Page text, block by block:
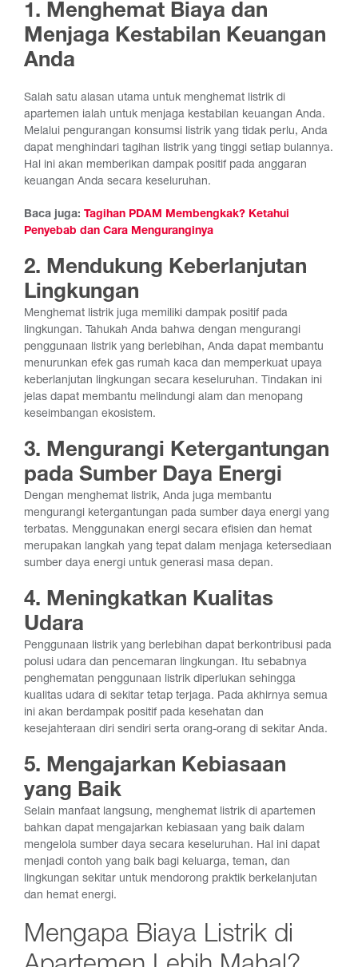
1. Menghemat Biaya dan
Menjaga Kestabilan Keuangan
Anda
Salah satu alasan utama untuk menghemat listrik di
apartemen ialah untuk menjaga kestabilan keuangan Anda.
Melalui pengurangan konsumsi listrik yang tidak perlu, Anda
dapat menghindari tagihan listrik yang tinggi setiap bulannya.
Hal ini akan memberikan dampak positif pada anggaran
keuangan Anda secara keseluruhan.
Baca juga: Tagihan PDAM Membengkak? Ketahui
Penyebab dan Cara Menguranginya
2. Mendukung Keberlanjutan
Lingkungan
Menghemat listrik juga memiliki dampak positif pada
lingkungan. Tahukah Anda bahwa dengan mengurangi
penggunaan listrik yang berlebihan, Anda dapat membantu
menurunkan efek gas rumah kaca dan memperkuat upaya
keberlanjutan lingkungan secara keseluruhan. Tindakan ini
jelas dapat membantu melindungi alam dan menopang
keseimbangan ekosistem.
3. Mengurangi Ketergantungan
pada Sumber Daya Energi
Dengan menghemat listrik, Anda juga membantu
mengurangi ketergantungan pada sumber daya energi yang
terbatas. Menggunakan energi secara efisien dan hemat
merupakan langkah yang tepat dalam menjaga ketersediaan
sumber daya energi untuk generasi masa depan.
4. Meningkatkan Kualitas
Udara
Penggunaan listrik yang berlebihan dapat berkontribusi pada
polusi udara dan pencemaran lingkungan. Itu sebabnya
penghematan penggunaan listrik diperlukan sehingga
kualitas udara di sekitar tetap terjaga. Pada akhirnya semua
ini akan berdampak positif pada kesehatan dan
kesejahteraan diri sendiri serta orang-orang di sekitar Anda.
5. Mengajarkan Kebiasaan
yang Baik
Selain manfaat langsung, menghemat listrik di apartemen
bahkan dapat mengajarkan kebiasaan yang baik dalam
mengelola sumber daya secara keseluruhan. Hal ini dapat
menjadi contoh yang baik bagi keluarga, teman, dan
lingkungan sekitar untuk mendorong praktik berkelanjutan
dan hemat energi.
Mengapa Biaya Listrik di